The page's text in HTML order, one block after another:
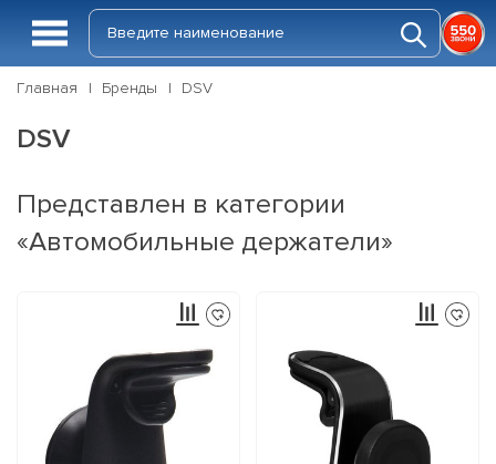
Главная Бренды DSV
DSV
Представлен в категории
«Автомобильные держатели»